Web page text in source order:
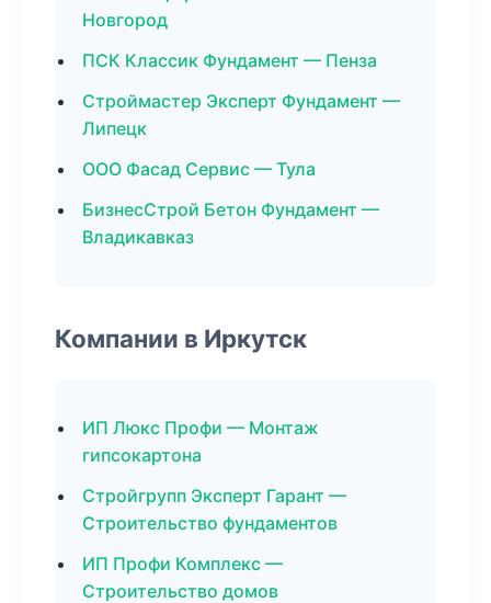
Новгород
ПСК Классик Фундамент — Пенза
Строймастер Эксперт Фундамент —
Липецк
ООО Фасад Сервис — Тула
БизнесСтрой Бетон Фундамент —
Владикавказ
Компании в Иркутск
ИП Люкс Профи — Монтаж
гипсокартона
Стройгрупп Эксперт Гарант —
Строительство фундаментов
ИП Профи Комплекс —
Строительство домов